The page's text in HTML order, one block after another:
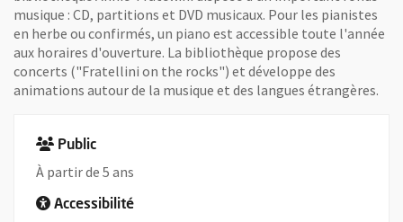
musique : CD, partitions et DVD musicaux. Pour les pianistes
en herbe ou confirmés, un piano est accessible toute l'année
aux horaires d'ouverture. La bibliothèque propose des
concerts ("Fratellini on the rocks") et développe des
animations autour de la musique et des langues étrangères.
Public
À partir de 5 ans
Accessibilité